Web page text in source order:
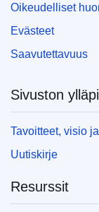
Oikeudelliset
Evästeet
Saavutettavuus
Sivuston
Tavoitteet, visio
Uutiskirje
Resurssit